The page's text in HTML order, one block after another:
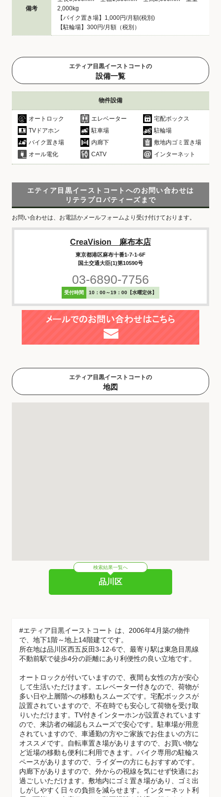
備考
2,000kg
【バイク置き場】1,000円/月額(税別)
【駐輪場】300円/月額（税別）
エティア目黒イーストコートの
設備一覧
物件設備
オートロック エレベーター
宅配ボックス
TVドアホン
駐車場
駐輪場
バイク置き場
内廊下
敷地内ゴミ置き場
オール電化
CATV インターネット
エティア目黒イーストコートへのお問い合わせは
リテラプロパティーズまで
お問い合わせは、お電話かメールフォームより受け付けております。
CreaVision 麻布本店
東京都港区麻布十番1-7-1-6F
国土交通大臣(1)第10590号
03-6890-7756
受付時間 10：00～19：00【水曜定休】
エティア目黒イーストコートの
地図
検索結果一覧へ
品川区
#エティア目黒イーストコート は、2006年4月築の物件
で、地下1階～地上14階建てです。
所在地は品川区西五反田3-12-6で、最寄り駅は東急目黒線
不動前駅で徒歩4分の距離にあり利便性の良い立地です。
オートロックが付いていますので、夜間も女性の方が安心
して生活いただけます。エレベーター付きなので、荷物が
多い日や上層階への移動もスムーズです。宅配ボックスが
設置されていますので、不在時でも安心して荷物を受け取
りいただけます。TV付きインターホンが設置されています
ので、来訪者の確認もスムーズで安心です。駐車場が用意
されていますので、車通勤の方やご家族でお住まいの方に
オススメです。自転車置き場がありますので、お買い物な
ど近場の移動も便利に利用できます。バイク専用の駐輪ス
ペースがありますので、ライダーの方にもおすすめです。
内廊下がありますので、外からの視線を気にせず快適にお
過ごしいただけます。敷地内にゴミ置き場があり、ゴミ出
しがしやすく日々の負担を減らせます。インターネット利